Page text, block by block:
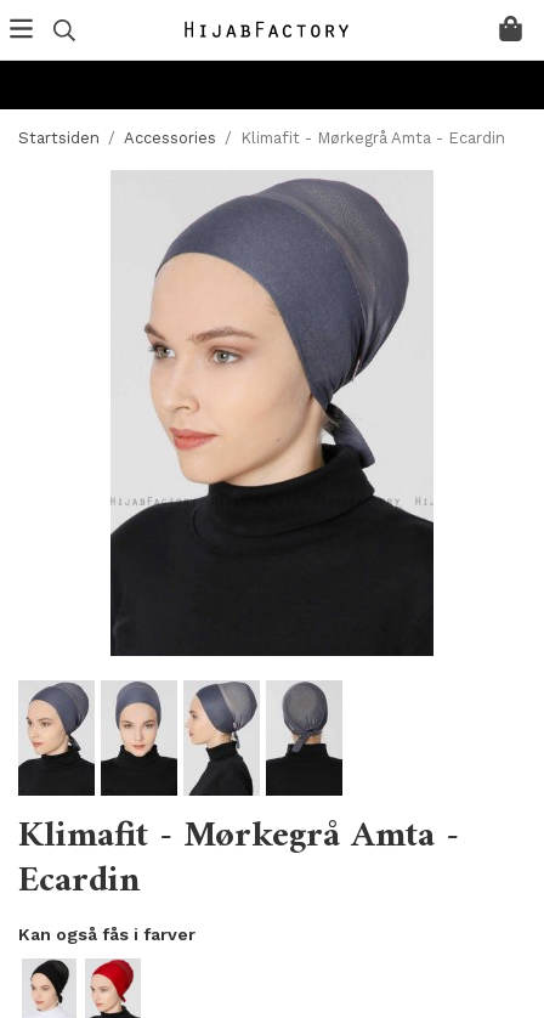
Startsiden / Accessories / Klimafit - Mørkegrå Amta - Ecardin
Klimafit - Mørkegrå Amta -
Ecardin
Kan også fås i farver